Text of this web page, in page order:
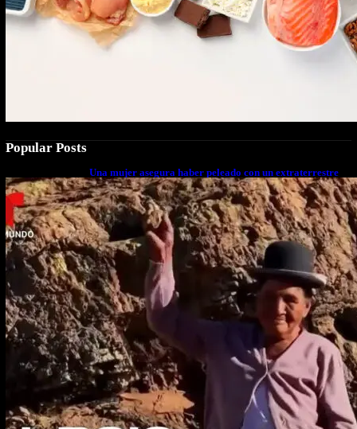
Popular Posts
Una mujer asegura haber peleado con un extraterrestre
cuerpo a cuerpo